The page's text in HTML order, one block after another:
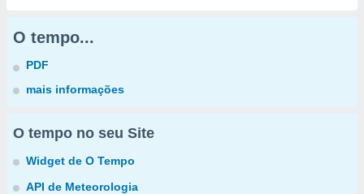
O tempo...
PDF
mais informações
O tempo no seu Site
Widget de O Tempo
API de Meteorologia